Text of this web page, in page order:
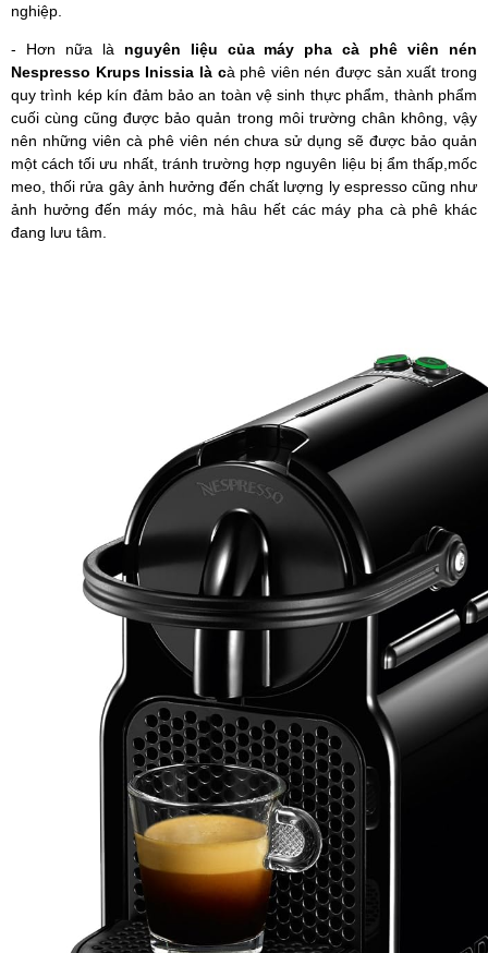
nghiệp.
- Hơn nữa là nguyên liệu của máy pha cà phê viên nén
Nespresso Krups Inissia là cà phê viên nén được sản xuất trong
quy trình kép kín đảm bảo an toàn vệ sinh thực phẩm, thành phẩm
cuối cùng cũng được bảo quản trong môi trường chân không, vậy
nên những viên cà phê viên nén chưa sử dụng sẽ được bảo quản
một cách tối ưu nhất, tránh trường hợp nguyên liệu bị ẩm thấp,mốc
meo, thối rửa gây ảnh hưởng đến chất lượng ly espresso cũng như
ảnh hưởng đến máy móc, mà hâu hết các máy pha cà phê khác
đang lưu tâm.